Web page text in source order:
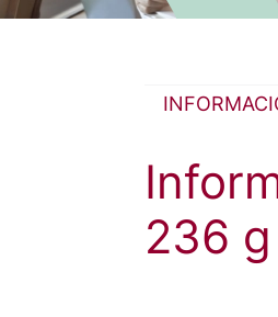
236 g